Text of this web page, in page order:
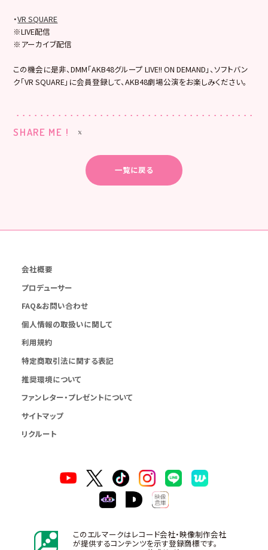
・VR SQUARE
※LIVE配信
※アーカイブ配信
この機会に是非、DMM「AKB48グループ LIVE!! ON DEMAND」、ソフトバン
ク「VR SQUARE」に会員登録して、AKB48劇場公演をお楽しみください。
SHARE ME !
一覧に戻る
会社概要
プロデューサー
FAQ&お問い合わせ
個人情報の取扱いに関して
利用規約
特定商取引法に関する表記
推奨環境について
ファンレター・プレゼントについて
サイトマップ
リクルート
このエルマークはレコード会社・映像制作会社
が提供するコンテンツを示す登録商標です。